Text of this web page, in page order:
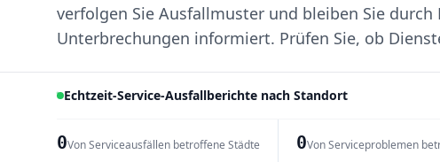
verfolgen Sie Ausfallmuster und bleiben Sie durch
Unterbrechungen informiert. Prüfen Sie, ob
Echtzeit-Service-Ausfallberichte nach Standort
0Von Serviceausfällen betroffene Städte 0Von Serviceproblemen